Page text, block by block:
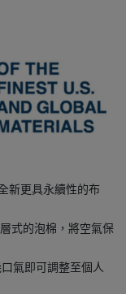
新更具永續性的布
式的泡棉，將空氣保
氣即可調整至個人